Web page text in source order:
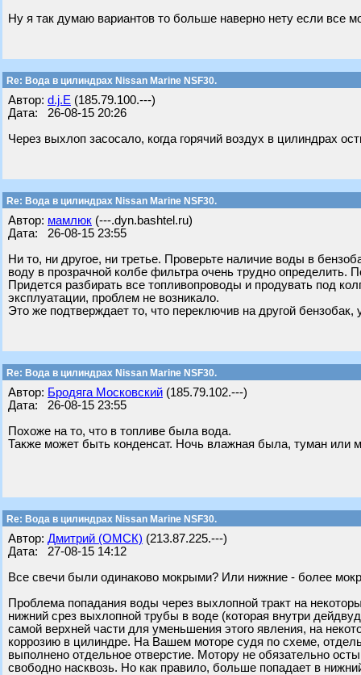
Ну я так думаю вариантов то больше наверно нету если все
Re: Вода в цилиндрах Nissan Marine NSF30.
Автор: d.j.E (185.79.100.---)
Дата: 26-08-15 20:26
Через выхлоп засосало, когда горячий воздух в цилиндрах
Re: Вода в цилиндрах Nissan Marine NSF30.
Автор: мамлюк (---.dyn.bashtel.ru)
Дата: 26-08-15 23:55
Ни то, ни другое, ни третье. Проверьте наличие воды в
воду в прозрачной колбе фильтра очень трудно
Придется разбирать все топливопроводы и продувать под
эксплуатации, проблем не возникало.
Это же подтверждает то, что переключив на другой
Re: Вода в цилиндрах Nissan Marine NSF30.
Автор: Бродяга Московский (185.79.102.---)
Дата: 26-08-15 23:55
Похоже на то, что в топливе была вода.
Также может быть конденсат. Ночь влажная была, туман или
Re: Вода в цилиндрах Nissan Marine NSF30.
Автор: Дмитрий (ОМСК) (213.87.225.---)
Дата: 27-08-15 14:12
Все свечи были одинаково мокрыми? Или нижние - более
Проблема попадания воды через выхлопной тракт на
нижний срез выхлопной трубы в воде (которая внутри
самой верхней части для уменьшения этого явления, на
коррозию в цилиндре. На Вашем моторе судя по схеме,
выполнено отдельное отверстие. Мотору не обязательно
свободно насквозь. Но как правило, больше попадает в